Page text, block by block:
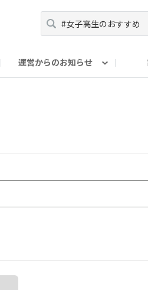
運営からのお知らせ